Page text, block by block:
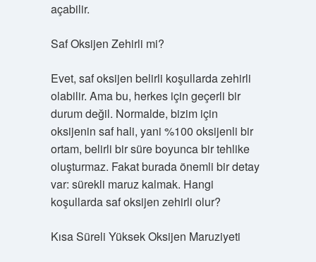
açabilir.
Saf Oksijen Zehirli mi?
Evet, saf oksijen belirli koşullarda zehirli
olabilir. Ama bu, herkes için geçerli bir
durum değil. Normalde, bizim için
oksijenin saf hali, yani %100 oksijenli bir
ortam, belirli bir süre boyunca bir tehlike
oluşturmaz. Fakat burada önemli bir detay
var: sürekli maruz kalmak. Hangi
koşullarda saf oksijen zehirli olur?
Kısa Süreli Yüksek Oksijen Maruziyeti